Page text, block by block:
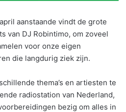
aanstaande vindt de grote
van DJ Robintimo, om zoveel
voor onze eigen
die langdurig ziek zijn.
thema’s en artiesten te
radiostation van Nederland,
bezig om alles in